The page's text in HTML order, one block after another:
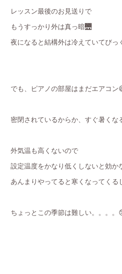
レッスン最後のお見送りで
もうすっかり外は真っ暗🌉
夜になると結構外は冷えていてびっ
でも、ピアノの部屋はまだエアコン
密閉されているからか、すぐ暑くな
外気温も高くないので
設定温度をかなり低くしないと効か
あんまりやってると寒くなってくる
ちょっとこの季節は難しい。。。。